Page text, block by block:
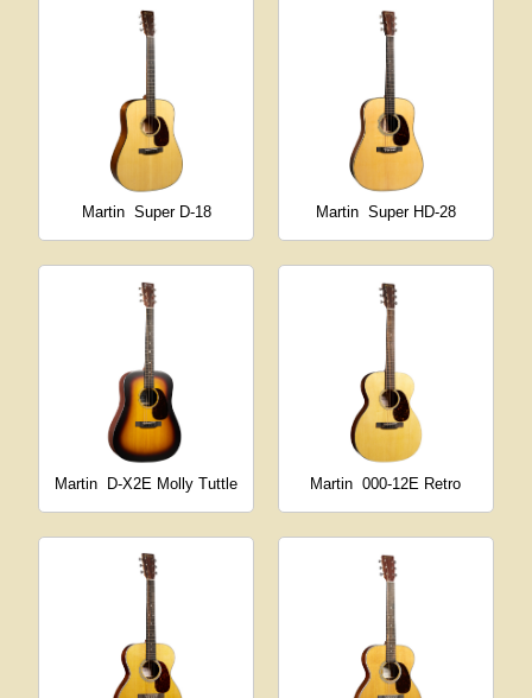
Martin Super D-18 Martin Super HD-28
Martin D-X2E Molly Tuttle Martin 000-12E Retro